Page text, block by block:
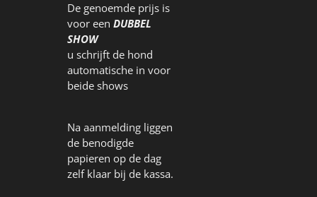
De genoemde prijs is
voor een DUBBEL
SHOW
u schrijft de hond
automatische in voor
beide shows
Na aanmelding liggen
de benodigde
papieren op de dag
zelf klaar bij de kassa.